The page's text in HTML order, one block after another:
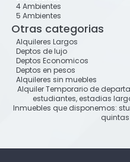
4 Ambientes
5 Ambientes
Otras categorias
Alquileres Largos
Deptos de lujo
Deptos Economicos
Deptos en pesos
Alquileres sin muebles
Alquiler Temporario de
estudiantes, estadias
Inmuebles que disponemos: